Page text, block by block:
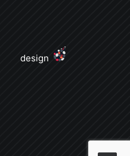
design